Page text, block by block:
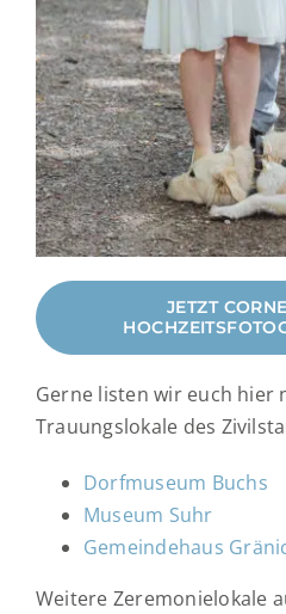
JETZT
Gerne listen wir euch hier
Trauungslokale des
Dorfmuseum Buchs
Museum Suhr
Gemeindehaus
Weitere Zeremonielokale